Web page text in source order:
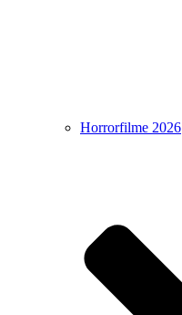
Horrorfilme 2026